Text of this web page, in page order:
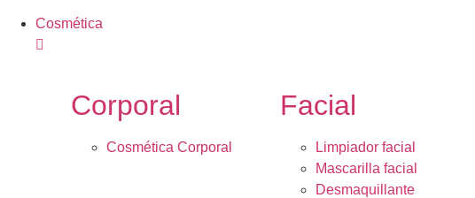
Cosmética
Corporal
Cosmética Corporal
Facial
Limpiador facial
Mascarilla facial
Desmaquillante